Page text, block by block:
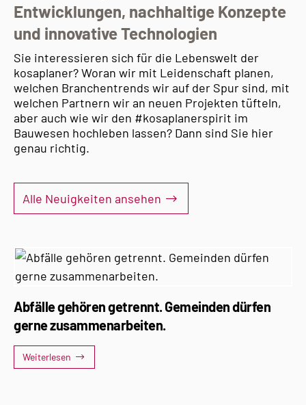
Entwicklungen, nachhaltige Konzepte
und innovative Technologien
Sie interessieren sich für die Lebenswelt der
kosaplaner? Woran wir mit Leidenschaft planen,
welchen Branchentrends wir auf der Spur sind, mit
welchen Partnern wir an neuen Projekten tüfteln,
aber auch wie wir den #kosaplanerspirit im
Bauwesen hochleben lassen? Dann sind Sie hier
genau richtig.
Alle Neuigkeiten ansehen
Abfälle gehören getrennt. Gemeinden dürfen
gerne zusammenarbeiten.
Weiterlesen